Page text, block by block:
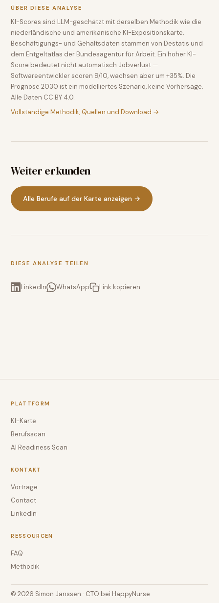
ÜBER DIESE ANALYSE
KI-Scores sind LLM-geschätzt mit derselben Methodik wie die
niederländische und amerikanische KI-Expositionskarte.
Beschäftigungs- und Gehaltsdaten stammen von Destatis und
dem Entgeltatlas der Bundesagentur für Arbeit. Ein hoher KI-
Score bedeutet nicht automatisch Jobverlust —
Softwareentwickler scoren 9/10, wachsen aber um +35%. Die
Prognose 2030 ist ein modelliertes Szenario, keine Vorhersage.
Alle Daten CC BY 4.0.
Vollständige Methodik, Quellen und Download →
Weiter erkunden
Alle Berufe auf der Karte anzeigen →
DIESE ANALYSE TEILEN
LinkedIn WhatsApp Link kopieren
PLATTFORM
KI-Karte
Berufsscan
AI Readiness Scan
KONTAKT
Vorträge
Contact
LinkedIn
RESSOURCEN
FAQ
Methodik
© 2026 Simon Janssen · CTO bei HappyNurse